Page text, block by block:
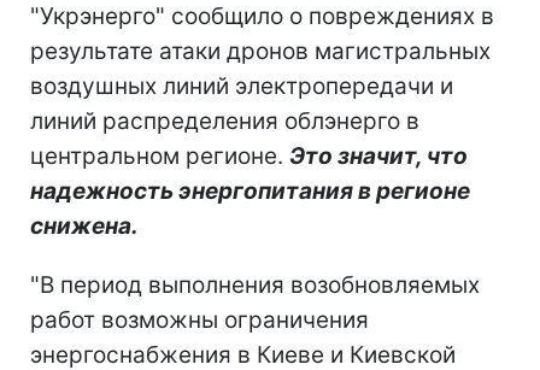
"Укрэнерго" сообщило о повреждениях в
результате атаки дронов магистральных
воздушных линий электропередачи и
линий распределения облэнерго в
центральном регионе. Это значит, что
надежность энергопитания в регионе
снижена.
"В период выполнения возобновляемых
работ возможны ограничения
энергоснабжения в Киеве и Киевской